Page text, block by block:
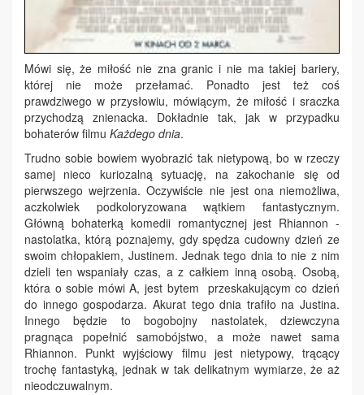
Mówi się, że miłość nie zna granic i nie ma takiej bariery,
której nie może przełamać. Ponadto jest też coś
prawdziwego w przysłowiu, mówiącym, że miłość i sraczka
przychodzą znienacka. Dokładnie tak, jak w przypadku
bohaterów filmu Każdego dnia.
Trudno sobie bowiem wyobrazić tak nietypową, bo w rzeczy
samej nieco kuriozalną sytuację, na zakochanie się od
pierwszego wejrzenia. Oczywiście nie jest ona niemożliwa,
aczkolwiek podkoloryzowana wątkiem fantastycznym.
Główną bohaterką komedii romantycznej jest Rhiannon -
nastolatka, którą poznajemy, gdy spędza cudowny dzień ze
swoim chłopakiem, Justinem. Jednak tego dnia to nie z nim
dzieli ten wspaniały czas, a z całkiem inną osobą. Osobą,
która o sobie mówi A, jest bytem przeskakującym co dzień
do innego gospodarza. Akurat tego dnia trafiło na Justina.
Innego będzie to bogobojny nastolatek, dziewczyna
pragnąca popełnić samobójstwo, a może nawet sama
Rhiannon. Punkt wyjściowy filmu jest nietypowy, trącący
trochę fantastyką, jednak w tak delikatnym wymiarze, że aż
nieodczuwalnym.